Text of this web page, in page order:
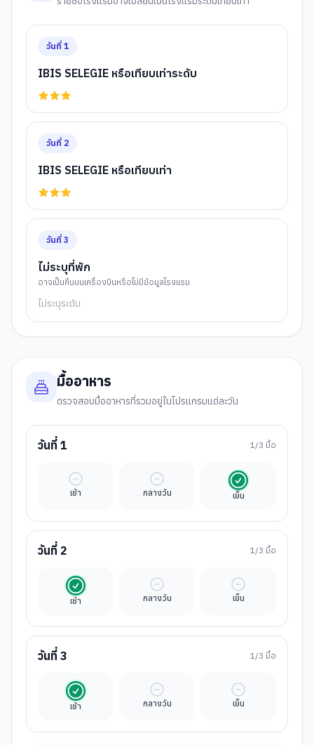
วันที่ 1
IBIS SELEGIE หรือเทียบเท่าระดับ
วันที่ 2
IBIS SELEGIE หรือเทียบเท่า
วันที่ 3
ไม่ระบุที่พัก
อาจเป็นคืนบนเครื่องบินหรือไม่มีข้อมูลโรงแรม
ไม่ระบุระดับ
มื้ออาหาร
ตรวจสอบมื้ออาหารที่รวมอยู่ในโปรแกรมแต่ละวัน
วันที่ 1 1/3 มื้อ
เช้า
มื้ออิสระ
กลางวัน
มื้ออิสระ
เย็น
รวมในค่าทัวร์
วันที่ 2 1/3 มื้อ
เช้า
รวมในค่าทัวร์
กลางวัน
มื้ออิสระ
เย็น
มื้ออิสระ
วันที่ 3 1/3 มื้อ
เช้า
รวมในค่าทัวร์
กลางวัน
มื้ออิสระ
เย็น
มื้ออิสระ